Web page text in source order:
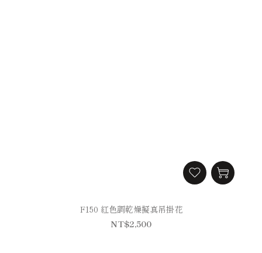
F150 紅色調乾燥擬真吊掛花
NT$2,500